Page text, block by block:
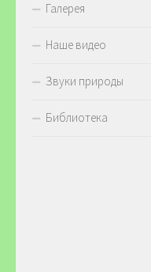
Галерея
Наше видео
Звуки природы
Библиотека